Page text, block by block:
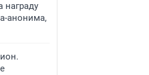
награду
анонима,